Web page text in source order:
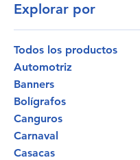
Explorar por
Todos los productos
Automotriz
Banners
Bolígrafos
Canguros
Carnaval
Casacas